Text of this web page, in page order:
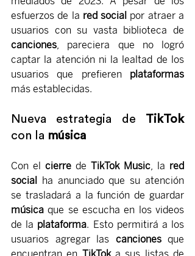
esfuerzos de la red social por atraer a
canciones , pareciera que no logró
captar la atención ni la lealtad de los
usuarios que prefieren plataformas
más establecidas.
Nueva estrategia de TikTok
con la música
Con el cierre de TikTok Music , la red
social
ha anunciado que su atención
música que se escucha en los videos
de la plataforma. Esto permitirá a los
usuarios agregar las canciones que